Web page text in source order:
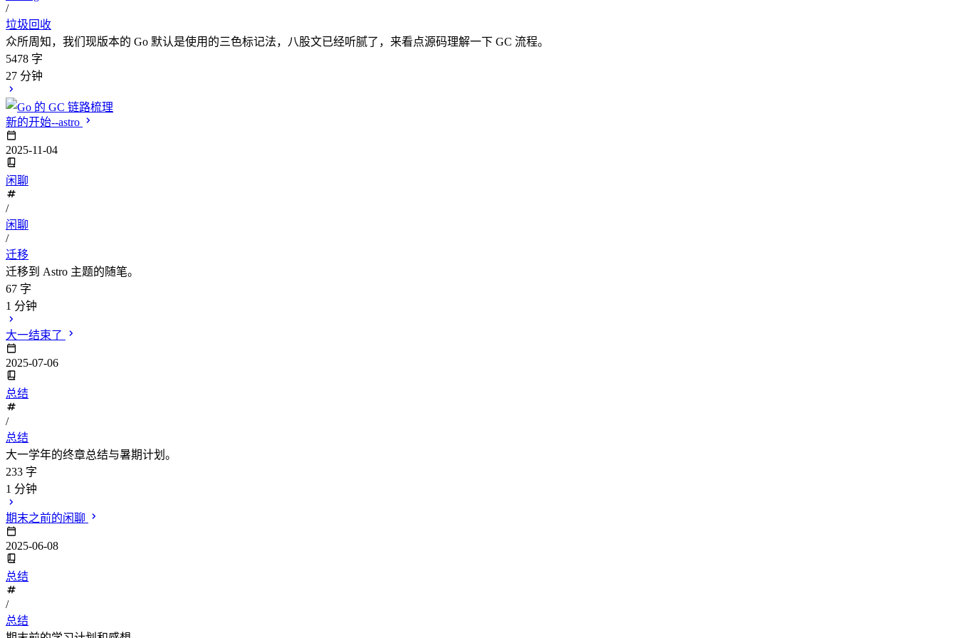
/
垃圾回收
众所周知，我们现版本的 Go 默认是使用的三色标记法，八股文已经听腻了，来看点源码理解一下 GC 流程。
5478 字
27 分钟
新的开始--astro
2025-11-04
闲聊
/
闲聊
/
迁移
迁移到 Astro 主题的随笔。
67 字
1 分钟
大一结束了
2025-07-06
总结
/
总结
大一学年的终章总结与暑期计划。
233 字
1 分钟
期末之前的闲聊
2025-06-08
总结
/
总结